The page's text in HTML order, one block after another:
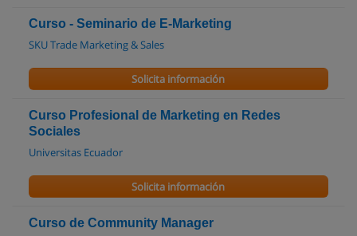
Curso - Seminario de E-Marketing
SKU Trade Marketing & Sales
Solicita información
Curso Profesional de Marketing en Redes
Sociales
Universitas Ecuador
Solicita información
Curso de Community Manager